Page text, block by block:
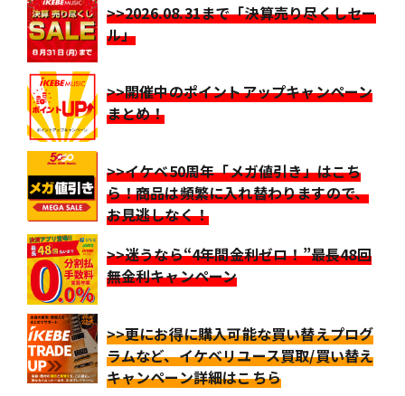
>>2026.08.31まで「決算売り尽くしセー
ル」
>>開催中のポイントアップキャンペーン
まとめ！
>>イケベ50周年「メガ値引き」はこち
ら！商品は頻繁に入れ替わりますので、
お見逃しなく！
>>迷うなら“4年間金利ゼロ！”最長48回
無金利キャンペーン
>>更にお得に購入可能な買い替えプログ
ラムなど、イケベリユース買取/買い替え
キャンペーン詳細はこちら